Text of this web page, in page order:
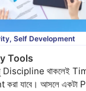
, Self Development
Tools
Discipline থাকলেই
যাবে। আসলে একটা